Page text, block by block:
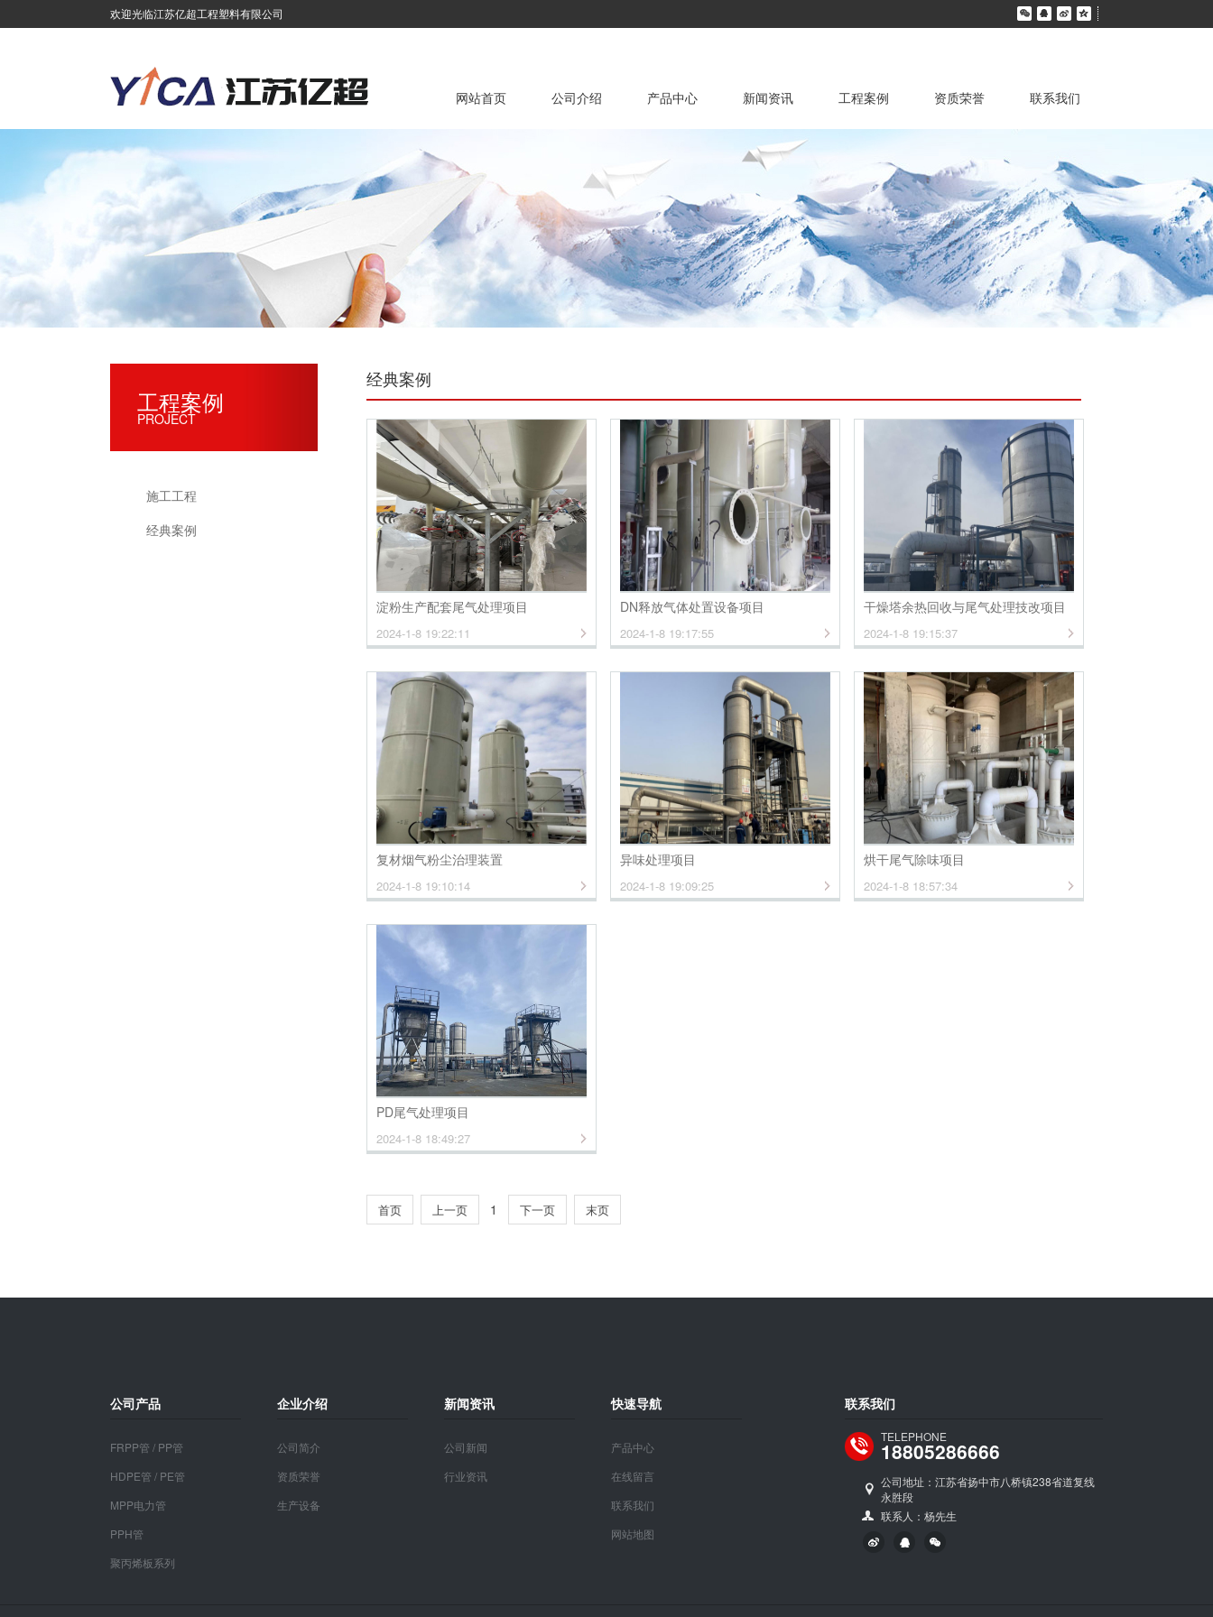
欢迎光临江苏亿超工程塑料有限公司
网站首页 公司介绍
售后服务 销售网络
产品中心
HDPE管 / PE管
阀门系列 废气处理设备 PP风管 储液罐类 尾气净化系统
搅拌罐 聚丙烯风机 石墨改性PP类 真空系统 聚丙烯定制类 设备配件
HDPE钢丝骨架网管
新闻资讯
公司新闻
工程案例 资质荣誉 联系我们
工程案例
PROJECT
施工工程
经典案例
经典案例
淀粉生产配套尾气处理项目
2024-1-8 19:22:11
DN释放气体处置设备项目
2024-1-8 19:17:55
干燥塔余热回收与尾气处理技改项目
2024-1-8 19:15:37
复材烟气粉尘治理装置
2024-1-8 19:10:14
异味处理项目
2024-1-8 19:09:25
烘干尾气除味项目
2024-1-8 18:57:34
PD尾气处理项目
2024-1-8 18:49:27
首页 上一页 1 下一页 末页
公司产品
FRPP管 / PP管
HDPE管 / PE管
MPP电力管
PPH管
聚丙烯板系列
企业介绍
公司简介
资质荣誉
生产设备
新闻资讯
公司新闻
行业资讯
快速导航
产品中心
在线留言
联系我们
网站地图
联系我们
TELEPHONE
18805286666
公司地址：江苏省扬中市八桥镇238省道复线
永胜段
联系人：杨先生